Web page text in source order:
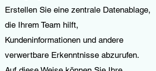
Erstellen Sie eine zentrale Datenablage,
die Ihrem Team hilft,
Kundeninformationen und andere
verwertbare Erkenntnisse abzurufen.